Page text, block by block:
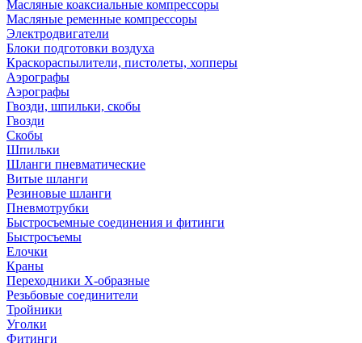
Масляные коаксиальные компрессоры
Масляные ременные компрессоры
Электродвигатели
Блоки подготовки воздуха
Краскораспылители, пистолеты, хопперы
Аэрографы
Аэрографы
Гвозди, шпильки, скобы
Гвозди
Скобы
Шпильки
Шланги пневматические
Витые шланги
Резиновые шланги
Пневмотрубки
Быстросъемные соединения и фитинги
Быстросъемы
Елочки
Краны
Переходники Х-образные
Резьбовые соединители
Тройники
Уголки
Фитинги